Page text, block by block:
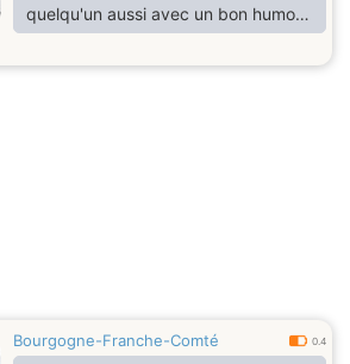
quelqu'un aussi avec un bon humour
et qui sait écouter les autres
Bourgogne-Franche-Comté 0.4